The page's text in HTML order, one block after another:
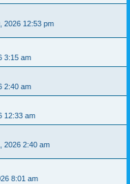
2026 12:53 pm
3:15 am
2:40 am
12:33 am
2026 2:40 am
8:01 am